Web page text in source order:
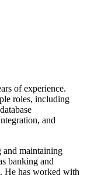
of experience.
roles, including
and
and maintaining
banking and
He has worked with